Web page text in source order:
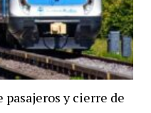
y cierre de